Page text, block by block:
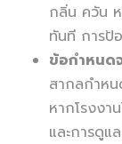
กลิ่น ควัน
ทันที การป้
ข้อกำหนด
สากลกำหน
หากโรงง
และการดูแ